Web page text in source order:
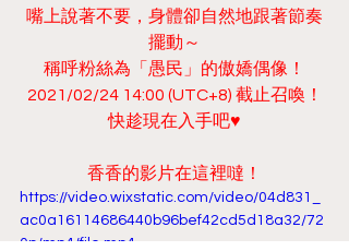
嘴上說著不要，身體卻自然地跟著節奏
擺動～
稱呼粉絲為「愚民」的傲嬌偶像！
2021/02/24 14:00 (UTC+8) 截止召喚！
快趁現在入手吧♥
香香的影片在這裡噠！
https://video.wixstatic.com/video/04d831_
ac0a16114686440b96bef42cd5d18a32/72
0p/mp4/file.mp4